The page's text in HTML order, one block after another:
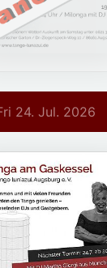
24. Jul. 2026